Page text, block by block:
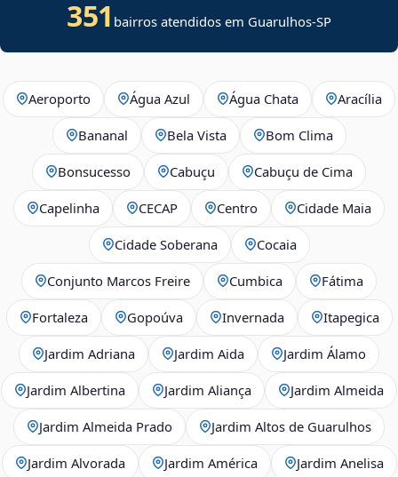
351 bairros atendidos em Guarulhos-SP
Aeroporto Água Azul Água Chata Aracília
Bananal Bela Vista Bom Clima
Bonsucesso Cabuçu Cabuçu de Cima
Capelinha CECAP Centro Cidade Maia
Cidade Soberana Cocaia
Conjunto Marcos Freire Cumbica Fátima
Fortaleza Gopoúva Invernada Itapegica
Jardim Adriana Jardim Aida Jardim Álamo
Jardim Albertina Jardim Aliança Jardim Almeida
Jardim Almeida Prado Jardim Altos de Guarulhos
Jardim Alvorada Jardim América Jardim Anelisa